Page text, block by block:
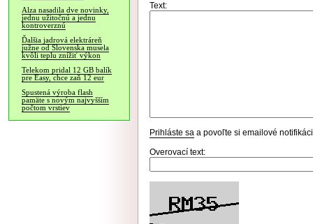
Alza nasadila dve novinky,
jednu užitočnú a jednu
kontroverznú
Ďalšia jadrová elektráreň
južne od Slovenska musela
kvôli teplu znížiť výkon
Telekom pridal 12 GB balík
pre Easy, chce zaň 12 eur
Spustená výroba flash
pamäte s novým najvyšším
počtom vrstiev
Text:
Prihláste sa a povoľte si emailové
Overovací text: